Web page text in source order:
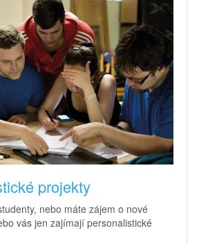
projekty
nebo máte zájem o nové
vás jen zajímají personalistické